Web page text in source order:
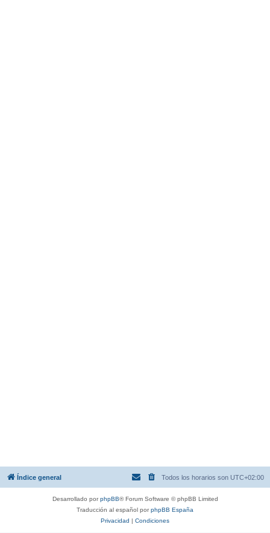
Índice general Todos los horarios son UTC+02:00
Desarrollado porphpBB® Forum Software © phpBB Limited
Traducción al español porphpBB España
Privacidad
Condiciones